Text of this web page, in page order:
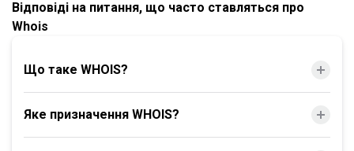
Відповіді на питання, що часто ставляться про
Whois
Що таке WHOIS?
Яке призначення WHOIS?